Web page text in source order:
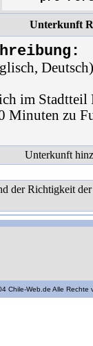
Unterkunft
Deutsch)
im
Minuten zu
Unterkunft
der Richtigkeit
Chile-Web.de Alle Rechte